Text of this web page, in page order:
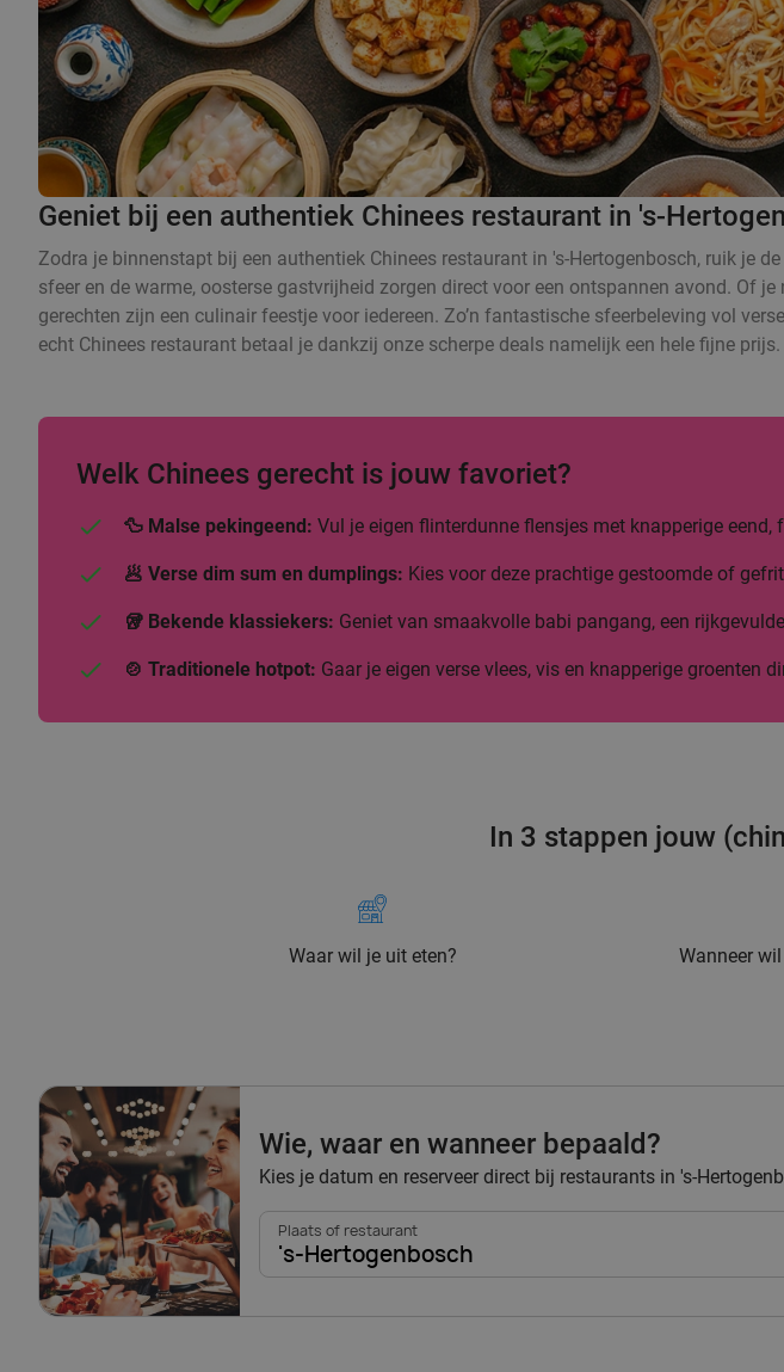
Geniet bij een authentiek Chinees restaurant in 's-
Zodra je binnenstapt bij een authentiek Chinees restaurant in 's-Hertogenbosch, ruik je
sfeer en de warme, oosterse gastvrijheid zorgen direct voor een ontspannen avond. Of
gerechten zijn een culinair feestje voor iedereen. Zo’n fantastische sfeerbeleving vol
echt Chinees restaurant betaal je dankzij onze scherpe deals namelijk een hele fijne
Welk Chinees gerecht is jouw favoriet?
🦆 Malse pekingeend: Vul je eigen flinterdunne flensjes met knapperige
🥟 Verse dim sum en dumplings: Kies voor deze prachtige gestoomde of
🥡 Bekende klassiekers: Geniet van smaakvolle babi pangang, een
🍲 Traditionele hotpot: Gaar je eigen verse vlees, vis en knapperige groenten
In 3 stappen jouw
Waar wil je uit eten? Wanneer
Wie, waar en wanneer bepaald?
Kies je datum en reserveer direct bij restaurants in 's-
Plaats of restaurant
's-Hertogenbosch